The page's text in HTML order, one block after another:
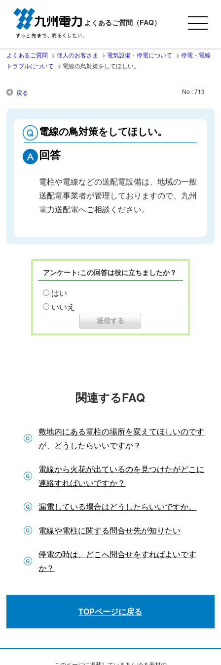
よくあるご質問（FAQ）
よくあるご質問 >個人のお客さま > 電気設備・停電について >停電・電線
トラブルについて > 電線の鳥対策をしてほしい。
戻る No : 713
電線の鳥対策をしてほしい。
回答
電柱や電線などの送配電設備は、地域の一般
送配電事業者が管理しておりますので、九州
電力送配電へご相談ください。
アンケート:この回答は役に立ちましたか？
はい
いいえ
関連するFAQ
敷地内にある電柱の場所を変えてほしいのです
が、どうしたらいいですか？
電線から火花が出ているのを見つけたがどこに
連絡すればいいですか？
漏電している場合はどうしたらいいですか。
電線や電柱に関する問合せ先が知りたい
停電の時は、どこへ問合せをすればよいです
か？
TOPページに戻る